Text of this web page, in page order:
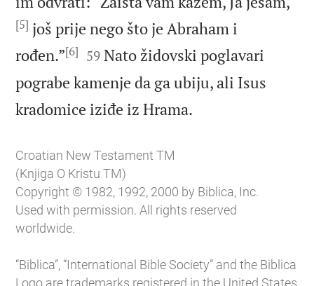
[5] još prije nego što je Abraham i
rođen.”[6] 

59 Nato židovski poglavari
pograbe kamenje da ga ubiju, ali Isus
kradomice iziđe iz Hrama.
Croatian New Testament TM
(Knjiga O Kristu TM)
Copyright © 1982, 1992, 2000 by Biblica, Inc.
Used with permission. All rights reserved
worldwide.
“Biblica”, “International Bible Society” and the Biblica
Logo are trademarks registered in the United States